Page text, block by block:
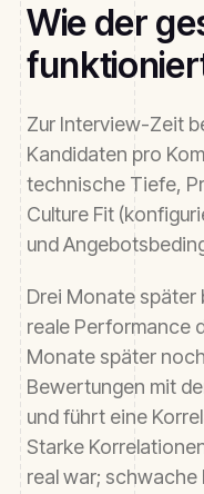
Wie der
Zur Interview-Zeit
Kandidaten pro
technische Tiefe,
Culture Fit
und
Drei Monate
reale Performance
Monate später
Bewertungen mit
und führt eine
Starke
real war; schwache